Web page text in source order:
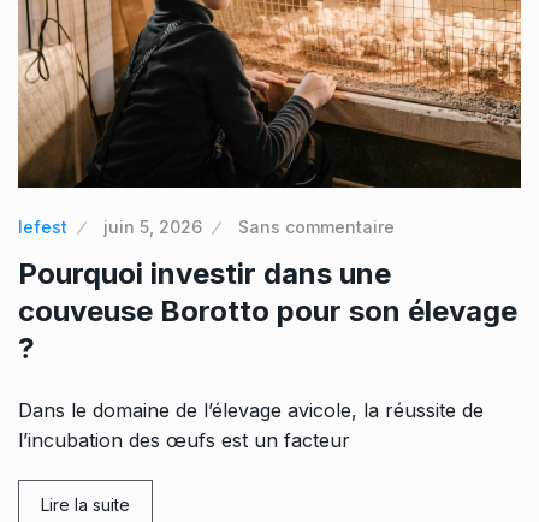
lefest juin 5, 2026 Sans commentaire
Pourquoi investir dans une
couveuse Borotto pour son élevage
?
Dans le domaine de l’élevage avicole, la réussite de
l’incubation des œufs est un facteur
Lire la suite